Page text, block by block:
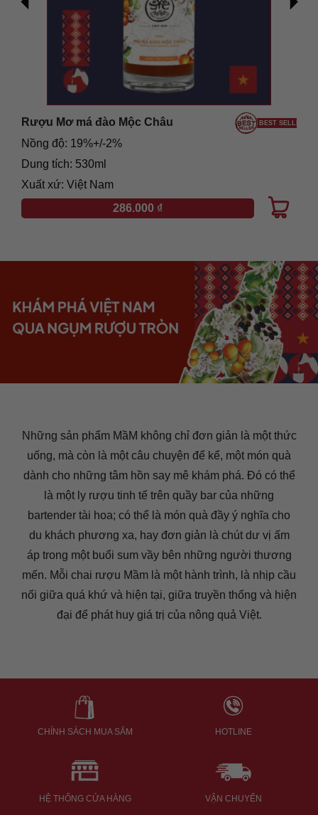
BEST SELLER
Nồng độ: 19%+/-2%
Dung tích: 530ml
Xuất xứ: Việt Nam
Rượu Mơ má đào Mộc Châu
286.000 ₫
Những sản phẩm MầM không chỉ đơn giản là một thức
uống, mà còn là một câu chuyện để kể, một món quà
dành cho những tâm hồn say mê khám phá. Đó có thể
là một ly rượu tinh tế trên quầy bar của những
bartender tài hoa; có thể là món quà đầy ý nghĩa cho
du khách phương xa, hay đơn giản là chút dư vị ấm
áp trong một buổi sum vầy bên những người thương
mến. Mỗi chai rượu Mầm là một hành trình, là nhịp cầu
nối giữa quá khứ và hiện tại, giữa truyền thống và hiện
đại để phát huy giá trị của nông quả Việt.
CHÍNH SÁCH MUA SẮM HOTLINE
HỆ THỐNG CỬA HÀNG VẬN CHUYỂN